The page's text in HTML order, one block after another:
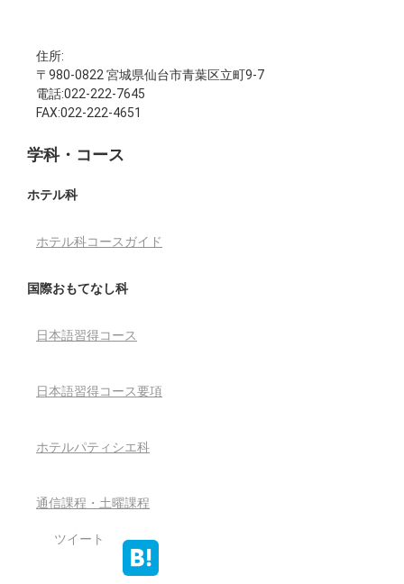
住所:
〒980-0822 宮城県仙台市青葉区立町9-7
電話:022-222-7645
FAX:022-222-4651
学科・コース
ホテル科
ホテル科コースガイド
国際おもてなし科
日本語習得コース
日本語習得コース要項
ホテルパティシエ科
通信課程・土曜課程
ツイート